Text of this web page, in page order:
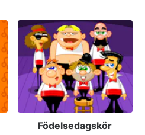
Födelsedagskör